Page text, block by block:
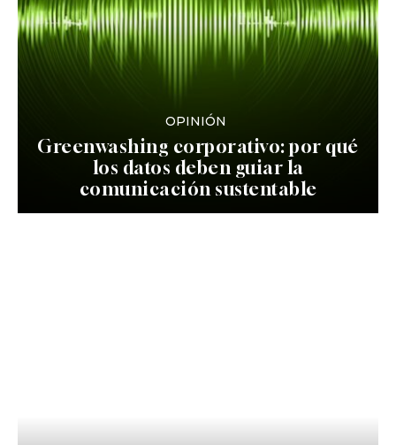
OPINIÓN
Greenwashing corporativo: por qué
los datos deben guiar la
comunicación sustentable